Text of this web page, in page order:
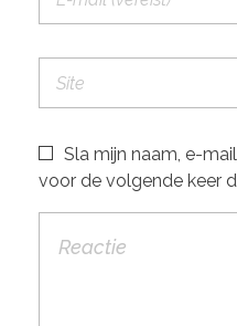
Sla mijn naam, e-
voor de volgende keer